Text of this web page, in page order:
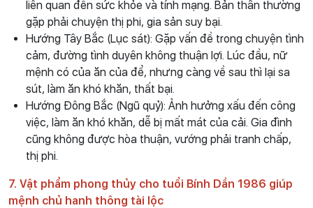
liên quan đến sức khỏe và tính mạng. Bản thân thường
gặp phải chuyện thị phi, gia sản suy bại.
Hướng Tây Bắc (Lục sát): Gặp vấn đề trong chuyện tình
cảm, đường tình duyên không thuận lợi. Lúc đầu, nữ
mệnh có của ăn của để, nhưng càng về sau thì lại sa
sút, làm ăn khó khăn, thất bại.
Hướng Đông Bắc (Ngũ quỷ): Ảnh hưởng xấu đến công
việc, làm ăn khó khăn, dễ bị mất mát của cải. Gia đình
cũng không được hòa thuận, vướng phải tranh chấp,
thị phi.
7. Vật phẩm phong thủy cho tuổi Bính Dần 1986 giúp
mệnh chủ hanh thông tài lộc